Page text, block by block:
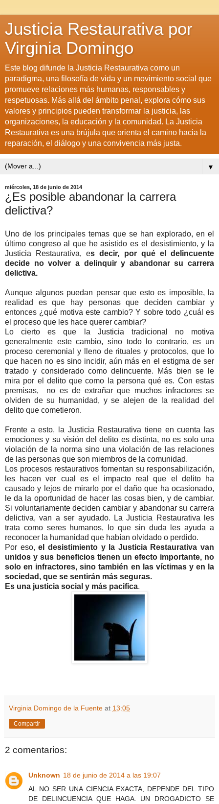
Justicia Restaurativa por
Virginia Domingo
Este blog difunde la Justicia Restaurativa como un
paradigma, una filosofía de vida y un movimiento social que
promueve relaciones más humanas, responsables y
respetuosas. Más allá del ámbito penal, explora cómo sus
valores y principios pueden transformar la justicia, las
organizaciones, la educación y la comunidad. La Justicia
Restaurativa es una brújula que orienta el camino hacia la
reparación, el diálogo y una convivencia más justa.
▼
miércoles, 18 de junio de 2014
¿Es posible abandonar la carrera
delictiva?
Uno de los principales temas que se han explorado, en el
último congreso al que he asistido es el desistimiento, y la
Justicia Restaurativa, es decir, por qué el delincuente
decide no volver a delinquir y abandonar su carrera
delictiva.
Aunque algunos puedan pensar que esto es imposible, la
realidad es que hay personas que deciden cambiar y
entonces ¿qué motiva este cambio? Y sobre todo ¿cuál es
el proceso que les hace querer cambiar?
Lo cierto es que la Justicia tradicional no motiva
generalmente este cambio, sino todo lo contrario, es un
proceso ceremonial y lleno de rituales y protocolos, que lo
que hacen no es sino incidir, aún más en el estigma de ser
tratado y considerado como delincuente. Más bien se le
mira por el delito que como la persona qué es. Con estas
premisas, no es de extrañar que muchos infractores se
olviden de su humanidad, y se alejen de la realidad del
delito que cometieron.
Frente a esto, la Justicia Restaurativa tiene en cuenta las
emociones y su visión del delito es distinta, no es solo una
violación de la norma sino una violación de las relaciones
de las personas que son miembros de la comunidad.
Los procesos restaurativos fomentan su responsabilización,
les hacen ver cual es el impacto real que el delito ha
causado y lejos de mirarlo por el daño que ha ocasionado,
le da la oportunidad de hacer las cosas bien, y de cambiar.
Si voluntariamente deciden cambiar y abandonar su carrera
delictiva, van a ser ayudado. La Justicia Restaurativa les
trata como seres humanos, lo que sin duda les ayuda a
reconocer la humanidad que habían olvidado o perdido.
Por eso,el desistimiento y la Justicia Restaurativa van
unidos y sus beneficios tienen un efecto importante, no
solo en infractores, sino también en las víctimas y en la
sociedad, que se sentirán más seguras.
Es una justicia social y más pacifica.
Virginia Domingo de la Fuente at 13:05
Compartir
2 comentarios:
Unknown 18 de junio de 2014 a las 19:07
AL NO SER UNA CIENCIA EXACTA, DEPENDE DEL TIPO
DE DELINCUENCIA QUE HAGA. UN DROGADICTO SE